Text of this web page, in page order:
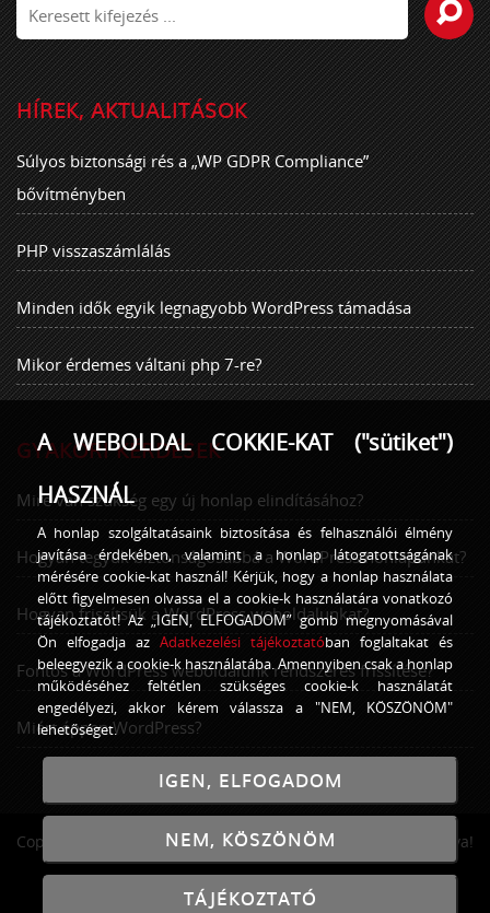
HÍREK, AKTUALITÁSOK
Súlyos biztonsági rés a „WP GDPR Compliance”
bővítményben
PHP visszaszámlálás
Minden idők egyik legnagyobb WordPress támadása
Mikor érdemes váltani php 7-re?
GYAKORI KÉRDÉSEK
Mire van szükség egy új honlap elindításához?
Hogyan tegyük biztonságosabbá a WordPress honlapunkat?
Hogyan frissítsük a WordPress weboldalunkat?
Fontos a WordPress weboldalunk rendszeres frissítése?
Miért éppen WordPress?
Copyright © 2016 - 2026GrandPageMinden jog fenntartva!
A WEBOLDAL COKKIE-KAT ("sütiket")
HASZNÁL
A honlap szolgáltatásaink biztosítása és felhasználói élmény
javítása érdekében, valamint a honlap látogatottságának
mérésére cookie-kat használ! Kérjük, hogy a honlap használata
előtt figyelmesen olvassa el a cookie-k használatára vonatkozó
tájékoztatót! Az „IGEN, ELFOGADOM” gomb megnyomásával
Ön elfogadja az Adatkezelési tájékoztatóban foglaltakat és
beleegyezik a cookie-k használatába. Amennyiben csak a honlap
működéséhez feltétlen szükséges cookie-k használatát
engedélyezi, akkor kérem válassza a "NEM, KÖSZÖNÖM"
lehetőséget.
IGEN, ELFOGADOM
NEM, KÖSZÖNÖM
TÁJÉKOZTATÓ